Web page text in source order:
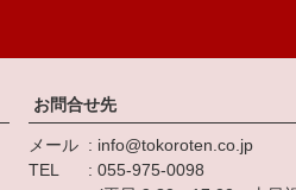
お問合せ先
メール
info@tokoroten.co.jp
TEL
055-975-0098